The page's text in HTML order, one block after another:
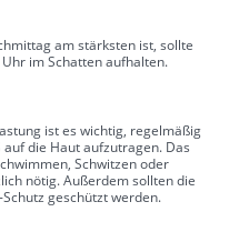
am stärksten ist, sollte
im Schatten aufhalten.
ist es wichtig, regelmäßig
die Haut aufzutragen. Das
Schwitzen oder
nötig. Außerdem sollten die
geschützt werden.